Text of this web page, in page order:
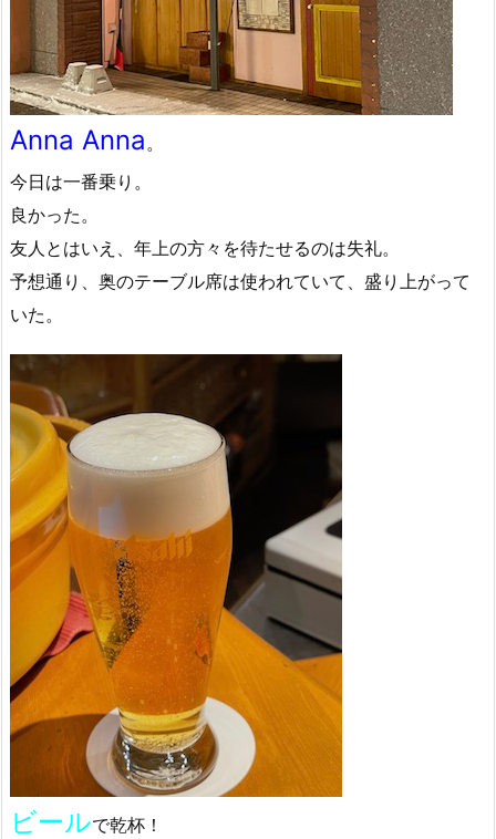
Anna Anna 。
今日は一番乗り。
良かった。
友人とはいえ、年上の方々を待たせるのは失礼。
予想通り、奥のテーブル席は使われていて、盛り上がって
いた。
ビールで乾杯！